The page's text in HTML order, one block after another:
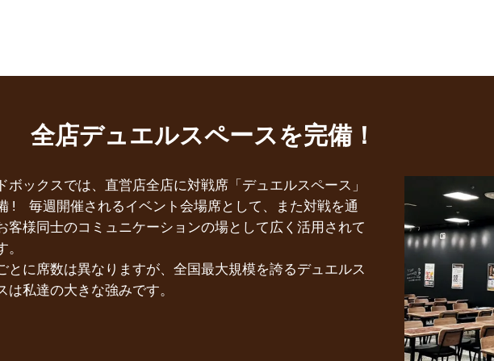
全店デュエルスペースを完備！
ボックスでは、直営店全店に対戦席「デュエルスペース」
! 毎週開催されるイベント会場席として、また対戦を通
客様同士のコミュニケーションの場として広く活用されて
。
とに席数は異なりますが、全国最大規模を誇るデュエルス
は私達の大きな強みです。